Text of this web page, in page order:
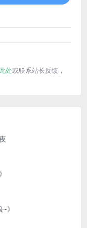
处或联系站长反馈，
》